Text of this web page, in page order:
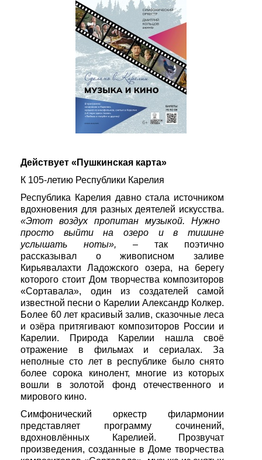
Действует «Пушкинская карта»
К 105-летию Республики Карелия
Республика Карелия давно стала источником
вдохновения для разных деятелей искусства.
«Этот воздух пропитан музыкой. Нужно
просто выйти на озеро и в тишине
услышать ноты», – так поэтично
рассказывал о живописном заливе
Кирьявалахти Ладожского озера, на берегу
которого стоит Дом творчества композиторов
«Сортавала», один из создателей самой
известной песни о Карелии Александр Колкер.
Более 60 лет красивый залив, сказочные леса
и озёра притягивают композиторов России и
Карелии. Природа Карелии нашла своё
отражение в фильмах и сериалах. За
неполные сто лет в республике было снято
более сорока кинолент, многие из которых
вошли в золотой фонд отечественного и
мирового кино.
Симфонический оркестр филармонии
представляет программу сочинений,
вдохновлённых Карелией. Прозвучат
произведения, созданные в Доме творчества